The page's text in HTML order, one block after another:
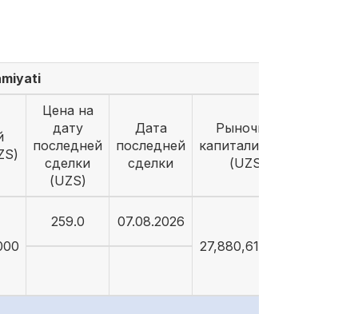
Цена на
дату
последней
сделки
(UZS)
Дата
последней
сделки
Рыночная
капитализация
(UZS)
259.0
07.08.2026
27,880,614,400